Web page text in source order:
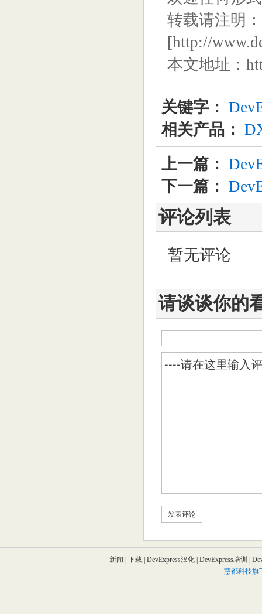
转载请注明
[http://
本文地址：
关键字：
相关产品：
上一篇：
下一篇：
评论列表
暂无评论
请谈谈你的
成都酒店软装设计 度假酒店设计 重庆
新闻 下载| DevExpress汉化| DevExpress培训
慧都科技旗